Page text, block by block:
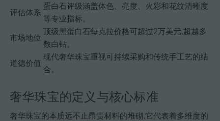
评估体系
蛋白石评级涵盖体色、亮度、火彩和花纹清晰度
等专业指标。
市场地位
顶级黑蛋白石每克拉价格可超过2万美元,超越多
数白钻。
道德价值
现代奢华珠宝重视可持续采购和传统手工艺的结
合。
奢华珠宝的定义与核心标准
奢华珠宝的本质远不止昂贵材料的堆砌,它代表着多维度的